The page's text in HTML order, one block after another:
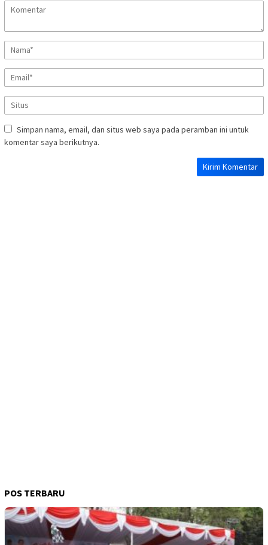
Simpan nama, email, dan situs web saya pada peramban ini untuk
komentar saya berikutnya.
POS TERBARU